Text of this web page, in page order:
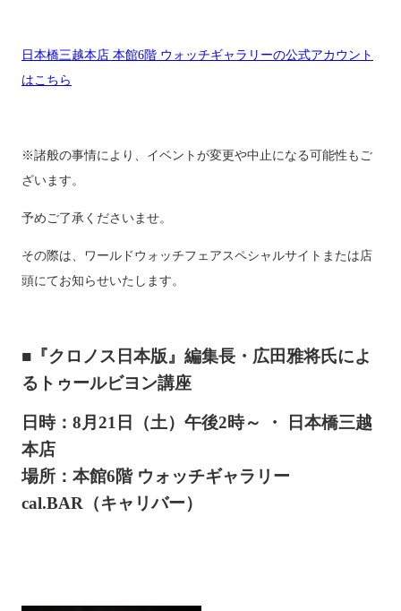
日本橋三越本店 本館6階 ウォッチギャラリーの公式アカウント
はこちら
※諸般の事情により、イベントが変更や中止になる可能性もご
ざいます。
予めご了承くださいませ。
その際は、ワールドウォッチフェアスペシャルサイトまたは店
頭にてお知らせいたします。
■『クロノス日本版』編集長・広田雅将氏によ
るトゥールビヨン講座
日時：8月21日（土）午後2時～ ・ 日本橋三越
本店
場所：本館6階 ウォッチギャラリー
cal.BAR（キャリバー）